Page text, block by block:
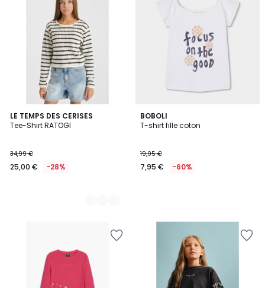
LE TEMPS DES CERISES
Tee-Shirt RATOGI
34,99 €
25,00 € -28%
2
Couleurs
BOBOLI
T-shirt fille coton
19,95 €
7,95 € -60%